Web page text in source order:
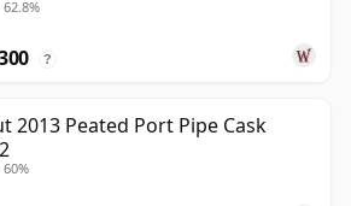
62.8%
?
2013 Peated Port Pipe Cask
60%